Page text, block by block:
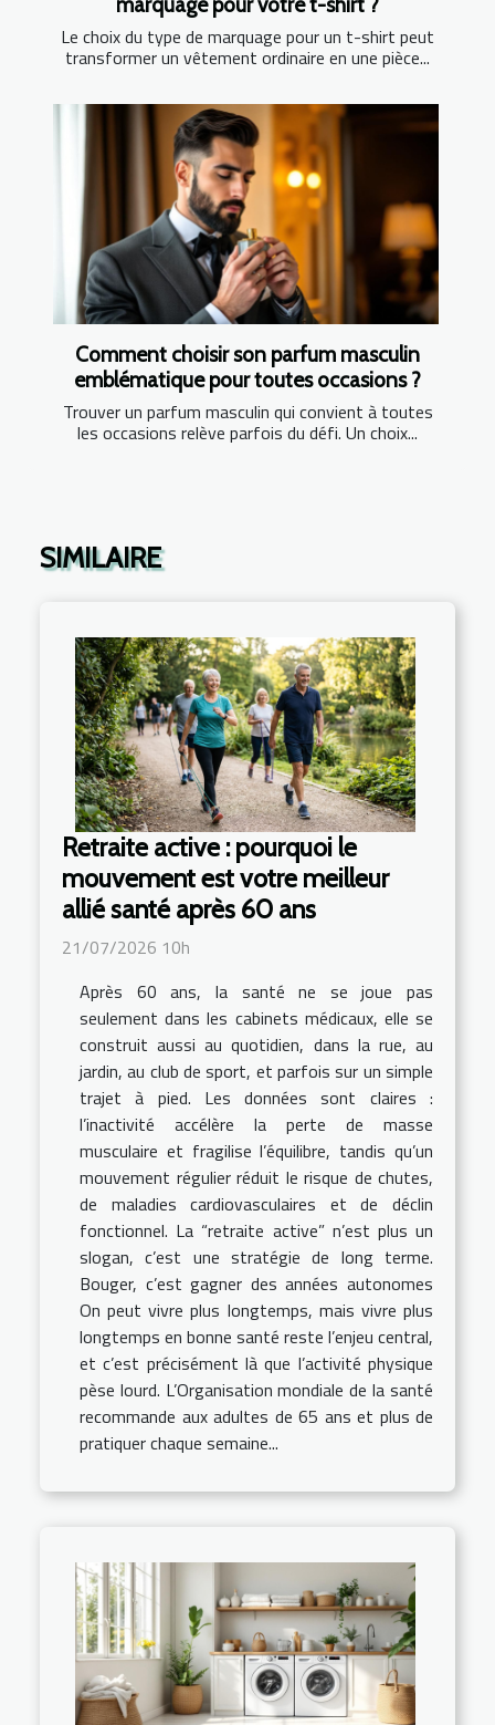
Le choix du type de marquage pour un t-shirt peut
transformer un vêtement ordinaire en une pièce...
Comment choisir son parfum masculin
emblématique pour toutes occasions ?
Trouver un parfum masculin qui convient à toutes
les occasions relève parfois du défi. Un choix...
SIMILAIRE
Retraite active : pourquoi le
mouvement est votre meilleur
allié santé après 60 ans
21/07/2026 10h
Après 60 ans, la santé ne se joue pas
seulement dans les cabinets médicaux, elle se
construit aussi au quotidien, dans la rue, au
jardin, au club de sport, et parfois sur un simple
trajet à pied. Les données sont claires :
l’inactivité accélère la perte de masse
musculaire et fragilise l’équilibre, tandis qu’un
mouvement régulier réduit le risque de chutes,
de maladies cardiovasculaires et de déclin
fonctionnel. La “retraite active” n’est plus un
slogan, c’est une stratégie de long terme.
Bouger, c’est gagner des années autonomes
On peut vivre plus longtemps, mais vivre plus
longtemps en bonne santé reste l’enjeu central,
et c’est précisément là que l’activité physique
pèse lourd. L’Organisation mondiale de la santé
recommande aux adultes de 65 ans et plus de
pratiquer chaque semaine...